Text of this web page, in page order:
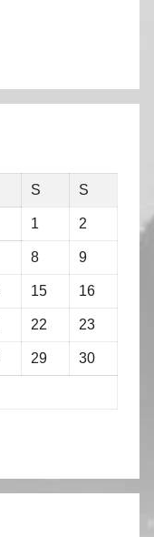
S S
1 2
8 9
15 16
22 23
29 30